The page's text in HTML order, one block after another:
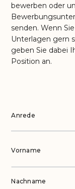
bewerben oder
senden. Wenn
Unterlagen gern
geben Sie dabei
Position an.
Anrede
Vorname
Nachname